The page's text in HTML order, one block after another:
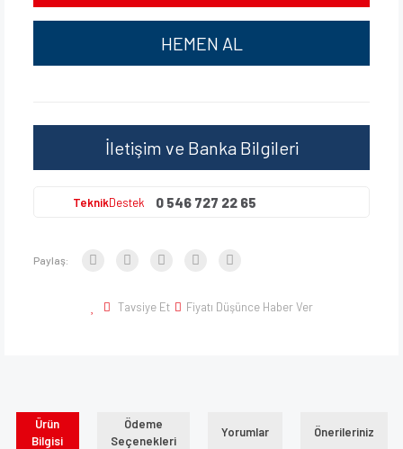
HEMEN AL
İletişim ve Banka Bilgileri
TeknikDestek 0 546 727 22 65
Paylaş:
Tavsiye Et Fiyatı Düşünce Haber Ver
Ürün
Bilgisi
Ödeme
Seçenekleri
Yorumlar Önerileriniz